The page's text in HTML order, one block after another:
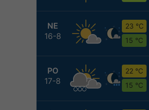
NE
16-8
23 °C
15 °C
PO
17-8
22 °C
15 °C